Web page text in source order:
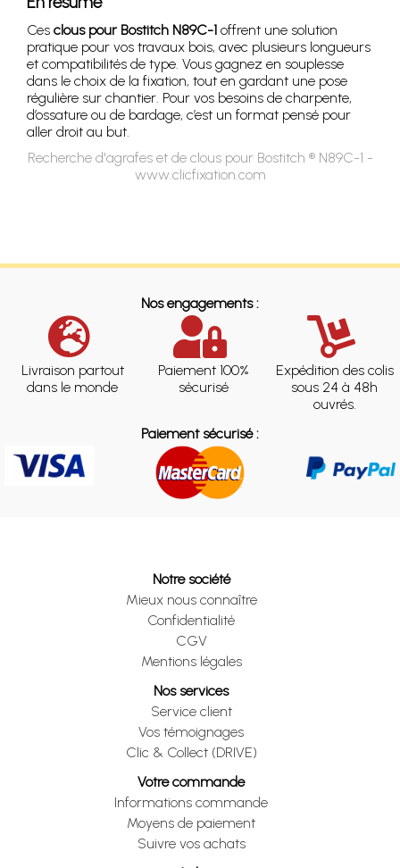
Ces clous pour Bostitch N89C-1 offrent une solution
pratique pour vos travaux bois, avec plusieurs longueurs
et compatibilités de type. Vous gagnez en souplesse
dans le choix de la fixation, tout en gardant une pose
régulière sur chantier. Pour vos besoins de charpente,
d’ossature ou de bardage, c’est un format pensé pour
aller droit au but.
Recherche d'agrafes et de clous pour Bostitch ® N89C-1 -
www.clicfixation.com
Nos engagements :
Livraison partout
dans le monde
Paiement 100%
sécurisé
Expédition des colis
sous 24 à 48h
ouvrés.
Paiement sécurisé :
Notre société
Mieux nous connaître
Confidentialité
CGV
Mentions légales
Nos services
Service client
Vos témoignages
Clic & Collect (DRIVE)
Votre commande
Informations commande
Moyens de paiement
Suivre vos achats